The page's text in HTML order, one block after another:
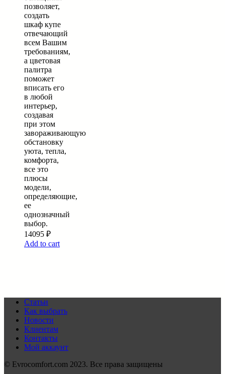
позволяет,
создать
шкаф купе
отвечающий
всем Вашим
требованиям,
а цветовая
палитра
поможет
вписать его
в любой
интерьер,
создавая
при этом
завораживающую
обстановку
уюта, тепла,
комфорта,
все это
плюсы
модели,
определяющие,
ее
однозначный
выбор.
14095 ₽
Add to cart
Статьи
Как выбрать
Новости
Клиентам
Контакты
Мой аккаунт
© Evrocomfort.com 2023. Все права защищены